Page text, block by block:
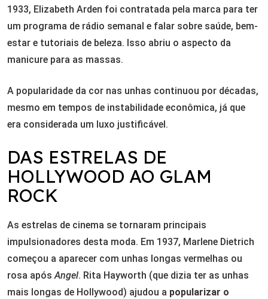
1933, Elizabeth Arden foi contratada pela marca para ter
um programa de rádio semanal e falar sobre saúde, bem-
estar e tutoriais de beleza. Isso abriu o aspecto da
manicure para as massas.
A popularidade da cor nas unhas continuou por décadas,
mesmo em tempos de instabilidade econômica, já que
era considerada um luxo justificável.
DAS ESTRELAS DE
HOLLYWOOD AO GLAM
ROCK
As estrelas de cinema se tornaram principais
impulsionadores desta moda. Em 1937, Marlene Dietrich
começou a aparecer com unhas longas vermelhas ou
rosa apósAngel. Rita Hayworth (que dizia ter as unhas
mais longas de Hollywood) ajudou a popularizar o